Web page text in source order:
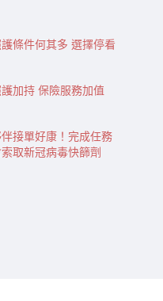
條件何其多 選擇停看
加持 保險服務加值
接單好康！完成任務
取新冠病毒快篩劑